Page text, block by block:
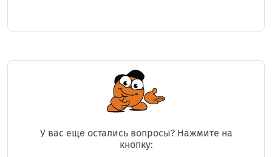
У вас еще остались вопросы? Нажмите на
кнопку: